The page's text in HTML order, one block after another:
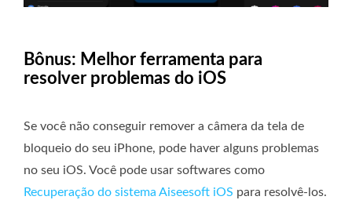
Bônus: Melhor ferramenta para
resolver problemas do iOS
Se você não conseguir remover a câmera da tela de
bloqueio do seu iPhone, pode haver alguns problemas
no seu iOS. Você pode usar softwares como
Recuperação do sistema Aiseesoft iOS para resolvê-los.